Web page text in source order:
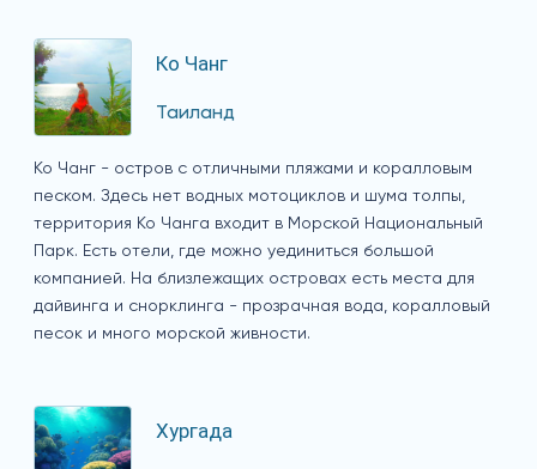
Ко Чанг
Таиланд
Ко Чанг - остров с отличными пляжами и коралловым
песком. Здесь нет водных мотоциклов и шума толпы,
территория Ко Чанга входит в Морской Национальный
Парк. Есть отели, где можно уединиться большой
компанией. На близлежащих островах есть места для
дайвинга и снорклинга - прозрачная вода, коралловый
песок и много морской живности.
Хургада